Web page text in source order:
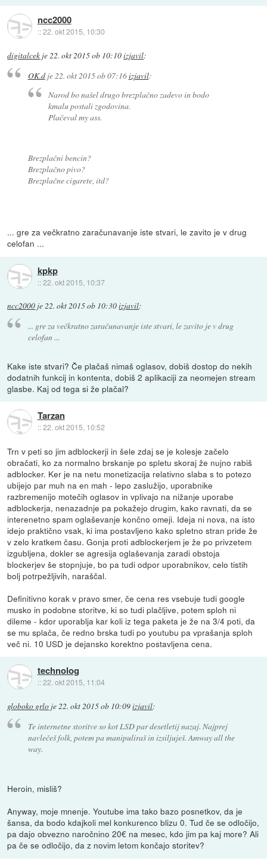
ncc2000
::22. okt 2015, 10:30
digitalcek je22. okt 2015 ob 10:10izjavil:
OK.dje 22. okt 2015 ob 07:16izjavil:
Narod bo našel drugo brezplačno zadevo in bodo
kmalu postali zgodovina.
Plačeval my ass.
Brezplačni bencin?
Brezplačno pivo?
Brezplačne cigarete, itd?
... gre za večkratno zaračunavanje iste stvari, le zavito je v drug
celofan ...
kpkp
::22. okt 2015, 10:37
ncc2000 je22. okt 2015 ob 10:30izjavil:
... gre za večkratno zaračunavanje iste stvari, le zavito je v drug
celofan ...
Kake iste stvari? Če plačaš nimaš oglasov, dobiš dostop do nekih
dodatnih funkcij in kontenta, dobiš 2 aplikaciji za neomejen stream
glasbe. Kaj od tega si že plačal?
Tarzan
::22. okt 2015, 10:52
Trn v peti so jim adblockerji in šele zdaj se je kolesje začelo
obračati, ko za normalno brskanje po spletu skoraj že nujno rabiš
adblocker. Ker je na netu monetizacija relativno slaba s to potezo
ubijejo par muh na en mah - lepo zaslužijo, uporabnike
razbremenijo motečih oglasov in vplivajo na nižanje uporabe
adblockerja, nenazadnje pa pokažejo drugim, kako ravnati, da se
interenetno spam oglaševanje končno omeji. Ideja ni nova, na isto
idejo praktično vsak, ki ima postavljeno kako spletno stran pride že
v zelo kratkem času. Gonja proti adblockerjem je že po privzetem
izgubljena, dokler se agresija oglaševanja zaradi obstoja
blockerjev še stopnjuje, bo pa tudi odpor uporabnikov, celo tistih
bolj potrpežljivih, naraščal.
Definitivno korak v pravo smer, če cena res vsebuje tudi google
musko in podobne storitve, ki so tudi plačljive, potem sploh ni
dileme - kdor uporablja kar koli iz tega paketa je že na 3/4 poti, da
se mu splača, če redno brska tudi po youtubu pa vprašanja sploh
več ni. 10 USD je dejansko korektno postavljena cena.
technolog
::22. okt 2015, 11:04
globoko grlo je22. okt 2015 ob 10:09izjavil:
Te internetne storitve so kot LSD par desetletij nazaj. Najprej
navlečeš folk, potem pa manipuliraš in izsiljuješ. Amway all the
way.
Heroin, misliš?
Anyway, moje mnenje. Youtube ima tako bazo posnetkov, da je
šansa, da bodo kdajkoli mel konkurenco blizu 0. Tud če se odločijo,
pa dajo obvezno naročnino 20€ na mesec, kdo jim pa kaj more? Ali
pa če se odločijo, da z novim letom končajo storitev?